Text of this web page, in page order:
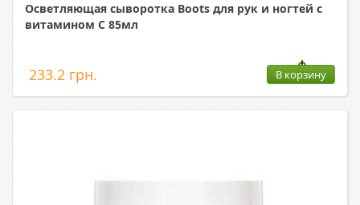
Осветляющая сыворотка Boots для рук и ногтей с
витамином С 85мл
233.2 грн. В корзину